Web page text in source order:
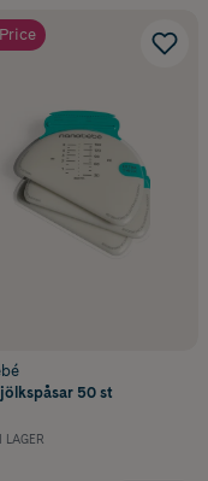
50 st
LAGER